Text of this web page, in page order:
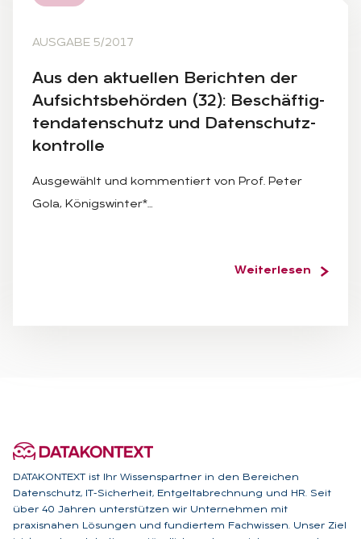
AUSGABE 5/2017
Aus den ak­tu­el­len Be­rich­ten der
Auf­sichts­be­hör­den (32): Be­schäf­tig­
ten­da­ten­schutz und Da­ten­schutz­
kon­trol­le
Ausgewählt und kommentiert von Prof. Peter
Gola, Königswinter*…
Weiterlesen
DATAKONTEXT ist Ihr Wissenspartner in den Bereichen
Datenschutz, IT-Sicherheit, Entgeltabrechnung und HR. Seit
über 40 Jahren unterstützen wir Unternehmen mit
praxisnahen Lösungen und fundiertem Fachwissen. Unser Ziel